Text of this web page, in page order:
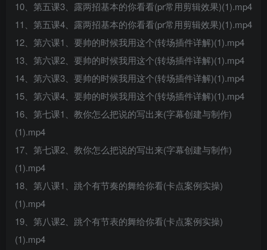
10、第五课3、露两招基本的你看看(pr常用剪辑效果)(1).mp4
11、第五课4、露两招基本的你看看(pr常用剪辑效果)(1).mp4
12、第六课1、要帅的时候我用这个(转场插件详解)(1).mp4
13、第六课2、要帅的时候我用这个(转场插件详解)(1).mp4
14、第六课3、要帅的时候我用这个(转场插件详解)(1).mp4
15、第六课4、要帅的时候我用这个(转场插件详解)(1).mp4
16、第七课1、教你怎么把说的写出来(字幕创建与制作)
(1).mp4
17、第七课2、教你怎么把说的写出来(字幕创建与制作)
(1).mp4
18、第八课1、跳个有节奏的舞给你看(卡点案例实操)
(1).mp4
19、第八课2、跳个有节表的舞给你看(卡点案例实操)
(1).mp4